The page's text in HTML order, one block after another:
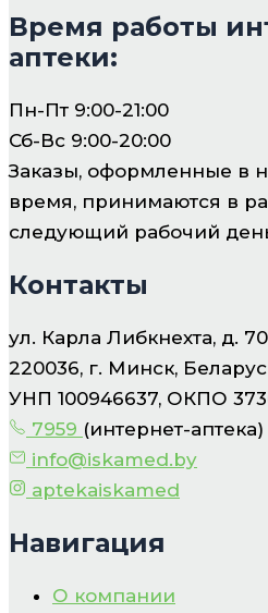
Время работы
аптеки:
Пн-Пт 9:00-21:00
Сб-Вс 9:00-20:00
Заказы, оформленные в
время, принимаются в
следующий рабочий
Контакты
ул. Карла Либкнехта, д.
220036, г. Минск,
УНП 100946637, ОКПО
7959 (интернет-аптека)
info@iskamed.by
aptekaiskamed
Навигация
О компании